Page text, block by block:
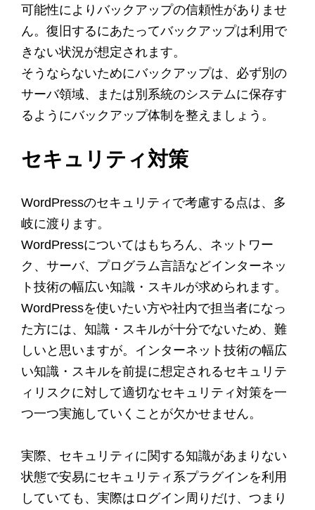
可能性によりバックアップの信頼性がありませ
ん。復旧するにあたってバックアップは利用で
きない状況が想定されます。
そうならないためにバックアップは、必ず別の
サーバ領域、または別系統のシステムに保存す
るようにバックアップ体制を整えましょう。
セキュリティ対策
WordPressのセキュリティで考慮する点は、多
岐に渡ります。
WordPressについてはもちろん、ネットワー
ク、サーバ、プログラム言語などインターネッ
ト技術の幅広い知識・スキルが求められます。
WordPressを使いたい方や社内で担当者になっ
た方には、知識・スキルが十分でないため、難
しいと思いますが。インターネット技術の幅広
い知識・スキルを前提に想定されるセキュリテ
ィリスクに対して適切なセキュリティ対策を一
つ一つ実施していくことが欠かせません。
実際、セキュリティに関する知識があまりない
状態で安易にセキュリティ系プラグインを利用
していても、実際はログイン周りだけ、つまり